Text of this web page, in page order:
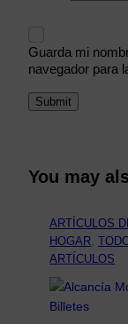
Guarda mi
navegador para
You may
ARTÍCULOS
HOGAR,
ARTÍCULOS